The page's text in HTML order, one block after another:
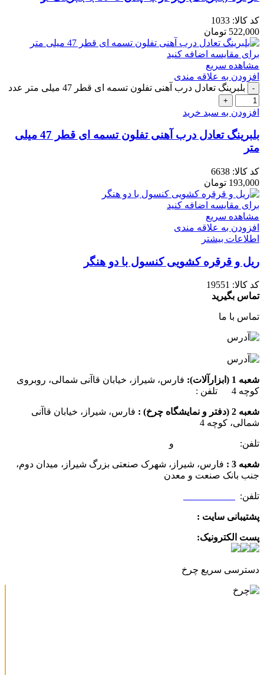
کد کالا: 1033
522,000 تومان
برای مقایسه اضافه کنید
مشاهده سریع
افزودن به علاقه مندی
بلبرینگ تعادل درب آهنی تفلون تسمه ای قطر 47 میلی متر عدد
افزودن به سبد خرید
بلبرینگ تعادل درب آهنی تفلون تسمه ای قطر 47 میلی
متر
کد کالا: 6638
193,000 تومان
برای مقایسه اضافه کنید
مشاهده سریع
افزودن به علاقه مندی
اطلاعات بیشتر
ریل و قرقره کشویی کنسول با دو هنگر
کد کالا: 19551
تماس بگیرید
تماس با ما
شعبه 1 (ابزارآلات):
فارس، شیراز، خیابان قاآنی شمالی، روبروی
کوچه 4 تلفن :
شعبه 2 (دفتر و نمایشگاه چرخ) :
فارس، شیراز، خیابان قاآنی
شمالی، کوچه 4
تلفن: و
شعبه 3 :
فارس، شیراز، شهرک صنعتی بزرگ شیراز، میدان دوم،
جنب بانک صنعت و معدن
تلفن:
پشتیبانی سایت :
پست الکترونیک:
دسترسی سریع چرخ